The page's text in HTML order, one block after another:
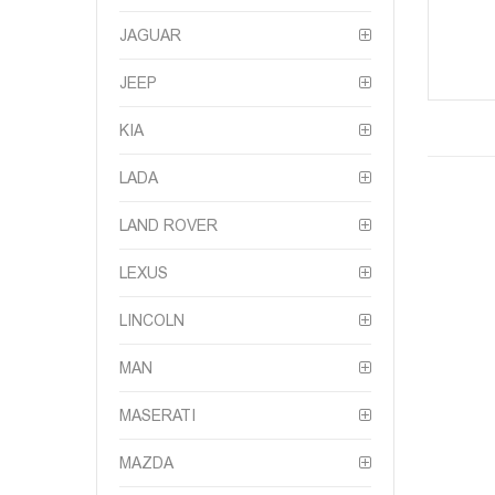
JAGUAR
JEEP
KIA
LADA
LAND ROVER
LEXUS
LINCOLN
MAN
MASERATI
MAZDA